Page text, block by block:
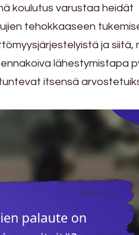
koulutus varustaa heidät
tehokkaaseen
ja siitä,
lähestymistapa
itsensä